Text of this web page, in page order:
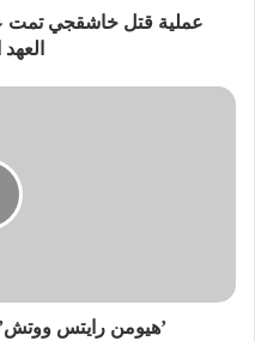
عملية قتل خاشقجي تمت
’هيومن رايتس